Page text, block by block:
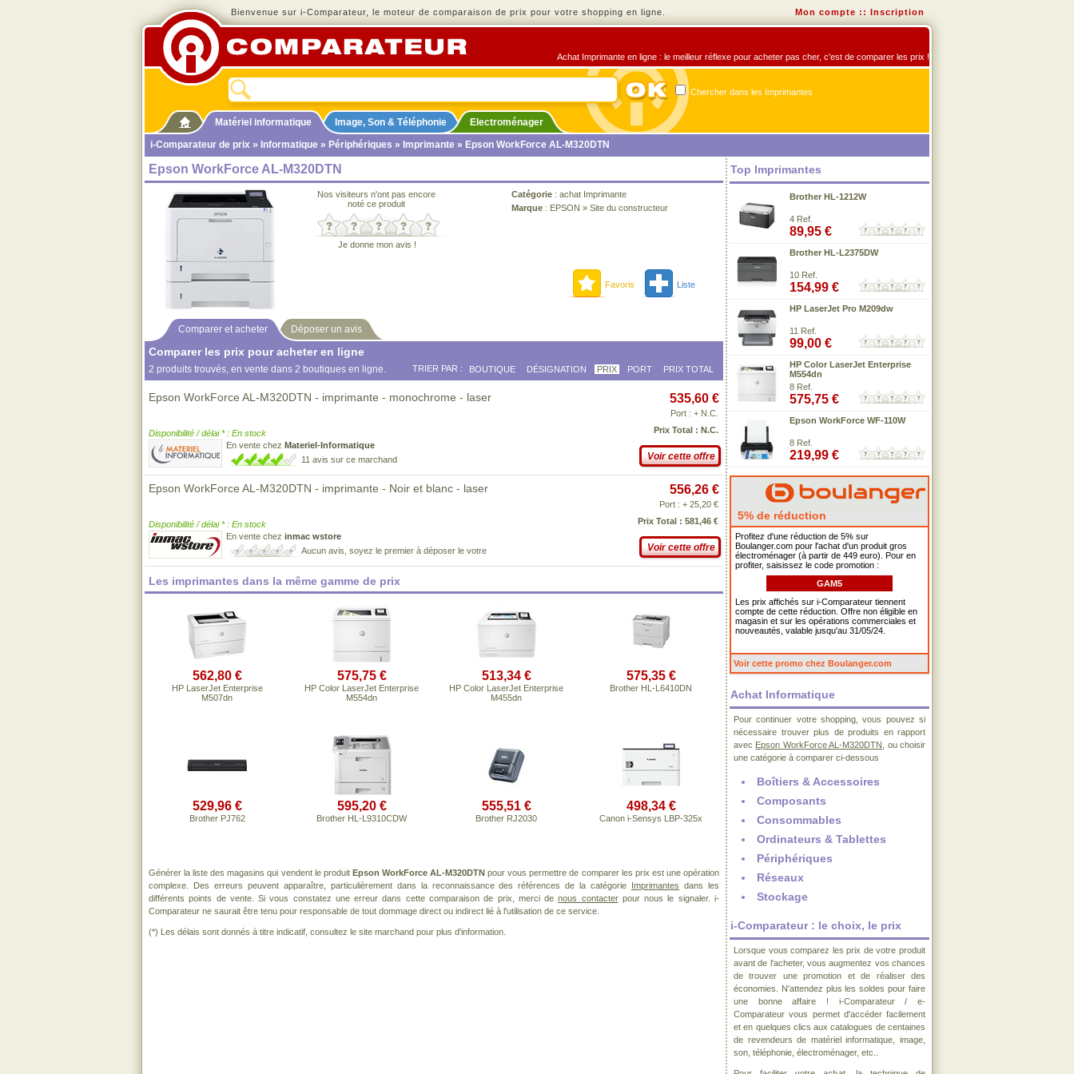
Bienvenue sur i-Comparateur, le moteur de comparaison de prix pour votre shopping en ligne. Mon compte :: Inscription
Achat Imprimante en ligne : le meilleur réflexe pour acheter pas cher, c'est de comparer les prix !
Chercher dans les Imprimantes
Matériel informatique Image, Son & Téléphonie
Electroménager
i-Comparateur de prix » Informatique » Périphériques » Imprimante » Epson WorkForce AL-M320DTN
Epson WorkForce AL-M320DTN
Nos visiteurs n'ont pas encore
noté ce produit
Je donne mon avis !
Catégorie : achat Imprimante
Marque : EPSON » Site du constructeur
Favoris Liste
Comparer et acheter Déposer un avis
Comparer les prix pour acheter en ligne
2 produits trouvés, en vente dans 2 boutiques en ligne. TRIER PAR : BOUTIQUE DÉSIGNATION PRIX PORT PRIX TOTAL
Epson WorkForce AL-M320DTN - imprimante - monochrome - laser
Disponibilité / délai * : En stock
En vente chez Materiel-Informatique
11 avis sur ce marchand
535,60 €
Port : + N.C.
Prix Total : N.C.
Voir cette offre
Epson WorkForce AL-M320DTN - imprimante - Noir et blanc - laser
Disponibilité / délai * : En stock
En vente chez inmac wstore
Aucun avis, soyez le premier à déposer le votre
556,26 €
Port : + 25,20 €
Prix Total : 581,46 €
Voir cette offre
Les imprimantes dans la même gamme de prix
562,80 €
HP LaserJet Enterprise
M507dn
575,75 €
HP Color LaserJet Enterprise
M554dn
513,34 €
HP Color LaserJet Enterprise
M455dn
575,35 €
Brother HL-L6410DN
529,96 €
Brother PJ762
595,20 €
Brother HL-L9310CDW
555,51 €
Brother RJ2030
498,34 €
Canon i-Sensys LBP-325x
Générer la liste des magasins qui vendent le produit Epson WorkForce AL-M320DTN pour vous permettre de comparer les prix est une opération
complexe. Des erreurs peuvent apparaître, particulièrement dans la reconnaissance des références de la catégorie Imprimantes dans les
différents points de vente. Si vous constatez une erreur dans cette comparaison de prix, merci denous contacterpour nous le signaler. i-
Comparateur ne saurait être tenu pour responsable de tout dommage direct ou indirect lié à l'utilisation de ce service.
(*) Les délais sont donnés à titre indicatif, consultez le site marchand pour plus d'information.
Top Imprimantes
Brother HL-1212W
4 Ref.
89,95 €
Brother HL-L2375DW
10 Ref.
154,99 €
HP LaserJet Pro M209dw
11 Ref.
99,00 €
HP Color LaserJet Enterprise
M554dn
8 Ref.
575,75 €
Epson WorkForce WF-110W
8 Ref.
219,99 €
5% de réduction
Profitez d'une réduction de 5% sur
Boulanger.com pour l'achat d'un produit gros
électroménager (à partir de 449 euro). Pour en
profiter, saisissez le code promotion :
GAM5
Les prix affichés sur i-Comparateur tiennent
compte de cette réduction. Offre non éligible en
magasin et sur les opérations commerciales et
nouveautés, valable jusqu'au 31/05/24.
Voir cette promo chez Boulanger.com
Achat Informatique
Pour continuer votre shopping, vous pouvez si
nécessaire trouver plus de produits en rapport
avec Epson WorkForce AL-M320DTN
, ou choisir
une catégorie à comparer ci-dessous
Boîtiers & Accessoires
Composants
Consommables
Ordinateurs & Tablettes
Périphériques
Réseaux
Stockage
i-Comparateur : le choix, le prix
Lorsque vous comparez les prix de votre produit
avant de l'acheter, vous augmentez vos chances
de trouver une promotion et de réaliser des
économies. N'attendez plus les soldes pour faire
une bonne affaire ! i-Comparateur / e-
Comparateur vous permet d'accéder facilement
et en quelques clics aux catalogues de centaines
de revendeurs de matériel informatique, image,
son, téléphonie, électroménager, etc..